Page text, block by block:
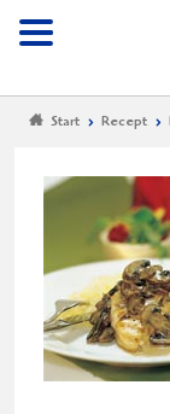
Meny
Start Recept